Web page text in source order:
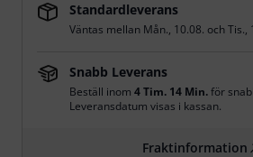
Standardleverans
Väntas mellan Mån., 10.08. ochTis.,
Snabb Leverans
Beställ inom 4 Tim. 14 Min.för
Leveransdatum visas i kassan.
Fraktinformation